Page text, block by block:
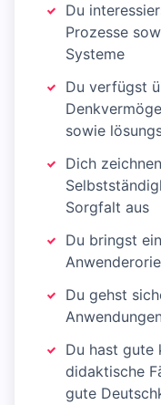
Du
Prozesse
Systeme
Du verfügst
sowie
Dich
Sorgfalt aus
Du bringst
Du gehst
Du hast gute
didaktische
gute